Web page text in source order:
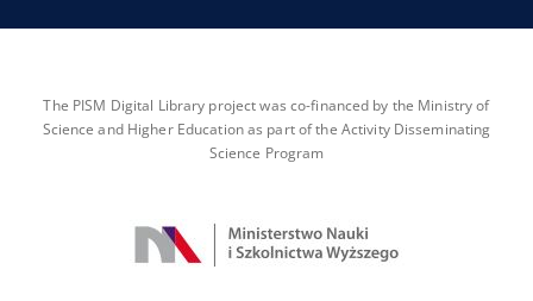
The PISM Digital Library project was co-financed by the Ministry of
Science and Higher Education as part of the Activity Disseminating
Science Program